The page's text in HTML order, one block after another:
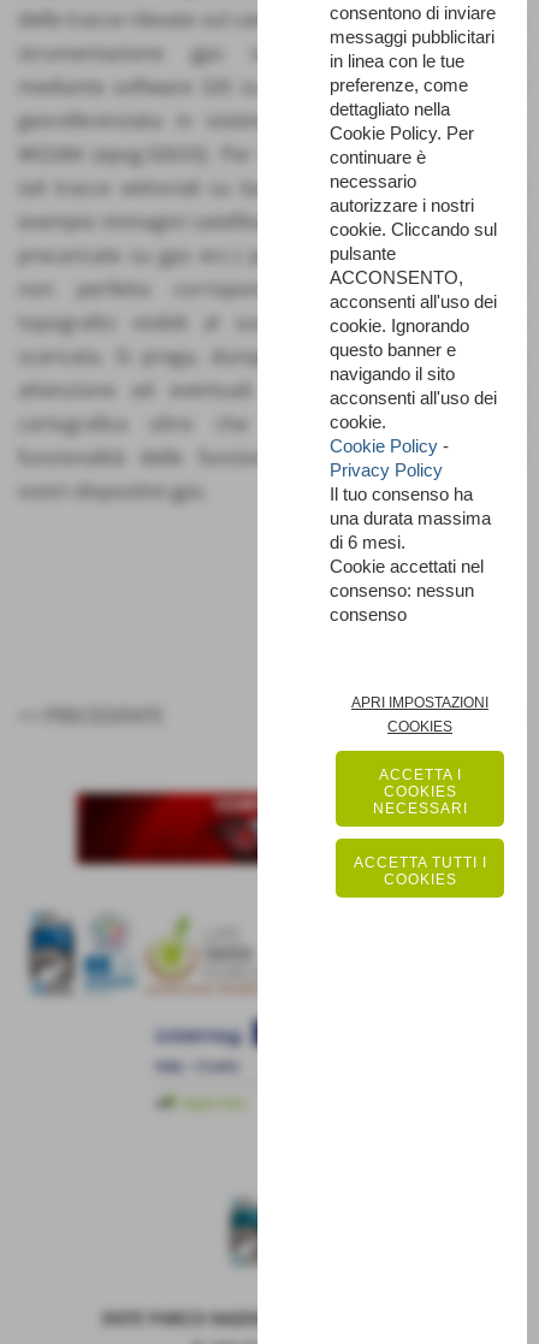
delle tracce rilevate sul campo dai tecnici del Parco con
strumentazione gps successivamente rettificate
mediante software GIS su base I.G.M.I. scala 1:25.000
georeferenziata in sistema di riferimento UTM33N-
WGS84 (epsg:32633). Per tal ragione, nel visualizzare
tali tracce vettoriali su basi cartografiche diverse (ad
esempio immagini satellitare Google Earth, cartografie
precaricate su gps ecc.) potrebbe essere rilevata una
non perfetta corrispondenza con gli elementi
topografici visibili al suolo e la traccia vettoriale
scaricata. Si prega, dunque, di prestare la massima
attenzione ad eventuali errori di sovrapposizione
cartografica oltre che a verificare la corretta
funzionalità delle funzioni di geolocalizzazione dei
vostri dispositivi gps.
SUCCESSIVO >>
ENTE PARCO NAZIONALE DELLA MAIELLA
consentono di inviare
messaggi pubblicitari
in linea con le tue
preferenze, come
dettagliato nella
Cookie Policy. Per
continuare è
necessario
autorizzare i nostri
cookie. Cliccando sul
pulsante
ACCONSENTO,
acconsenti all'uso dei
cookie. Ignorando
questo banner e
navigando il sito
acconsenti all'uso dei
cookie.
Cookie Policy -
Privacy Policy
Il tuo consenso ha
una durata massima
di 6 mesi.
Cookie accettati nel
consenso: nessun
consenso
APRI IMPOSTAZIONI
COOKIES
ACCETTA I
COOKIES
NECESSARI
ACCETTA TUTTI I
COOKIES